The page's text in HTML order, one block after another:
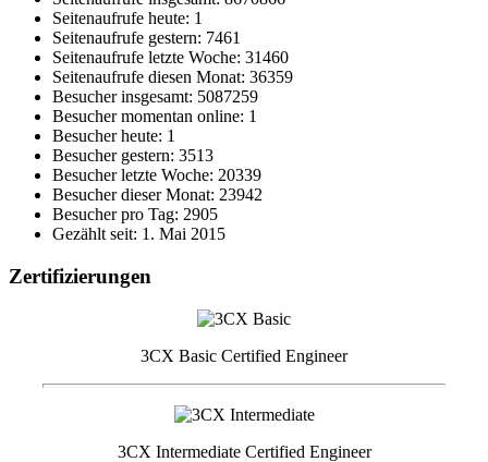
Seitenaufrufe heute: 1
Seitenaufrufe gestern: 7461
Seitenaufrufe letzte Woche: 31460
Seitenaufrufe diesen Monat: 36359
Besucher insgesamt: 5087259
Besucher momentan online: 1
Besucher heute: 1
Besucher gestern: 3513
Besucher letzte Woche: 20339
Besucher dieser Monat: 23942
Besucher pro Tag: 2905
Gezählt seit: 1. Mai 2015
Zertifizierungen
3CX Basic Certified Engineer
3CX Intermediate Certified Engineer